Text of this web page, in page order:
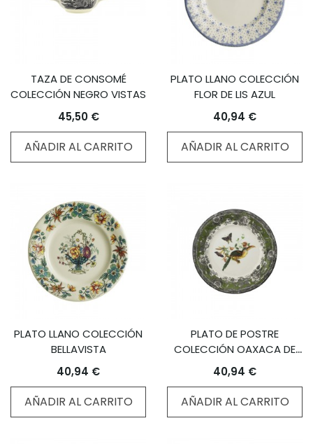
TAZA DE CONSOMÉ
COLECCIÓN NEGRO VISTAS
45,50 €
AÑADIR AL CARRITO
PLATO LLANO COLECCIÓN
FLOR DE LIS AZUL
40,94 €
AÑADIR AL CARRITO
PLATO LLANO COLECCIÓN
BELLAVISTA
40,94 €
AÑADIR AL CARRITO
PLATO DE POSTRE
COLECCIÓN OAXACA DE
COLOR VERDE
40,94 €
AÑADIR AL CARRITO